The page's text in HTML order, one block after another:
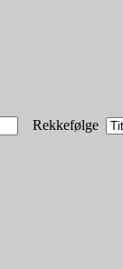
Rekkefølge